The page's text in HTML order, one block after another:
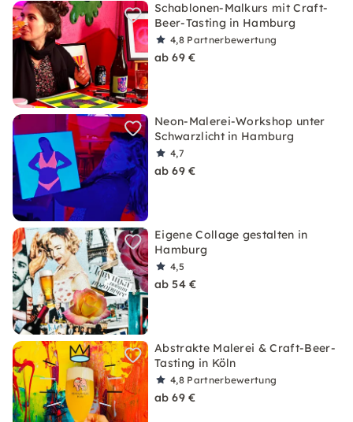
Schablonen-Malkurs mit Craft-
Beer-Tasting in Hamburg
4,8 Partnerbewertung
ab 69 €
Neon-Malerei-Workshop unter
Schwarzlicht in Hamburg
4,7
ab 69 €
Eigene Collage gestalten in
Hamburg
4,5
ab 54 €
Abstrakte Malerei & Craft-Beer-
Tasting in Köln
4,8 Partnerbewertung
ab 69 €